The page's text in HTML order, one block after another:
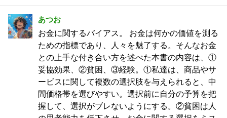
あつお
お金に関するバイアス。 お金は何かの価値を測る
ための指標であり、人々を魅了する。そんなお金
との上手な付き合い方を述べた本書の内容は、①
妥協効果、②貧困、③経験。①私達は、商品やサ
ービスに関して複数の選択肢を与えられると、中
間価格帯を選びやすい。選択前に自分の予算を把
握して、選択がブレないようにする。②貧困は人